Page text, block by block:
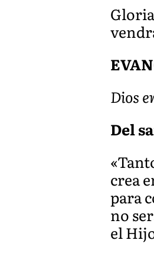
Dios
Del
crea
para
no
el